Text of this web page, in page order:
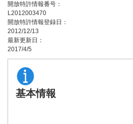
開放特許情報番号：
L2012003470
開放特許情報登録日：
2012/12/13
最新更新日：
2017/4/5
基本情報